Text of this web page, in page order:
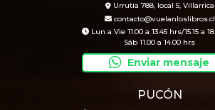
Urrutia 788, local 5, Villarrica
contacto@vuelanloslibros.cl
Lun a Vie 11.00 a 13.45 hrs/15.15 a
Sáb 11.00 a 14.00 hrs
Enviar mensaje
PUCÓN